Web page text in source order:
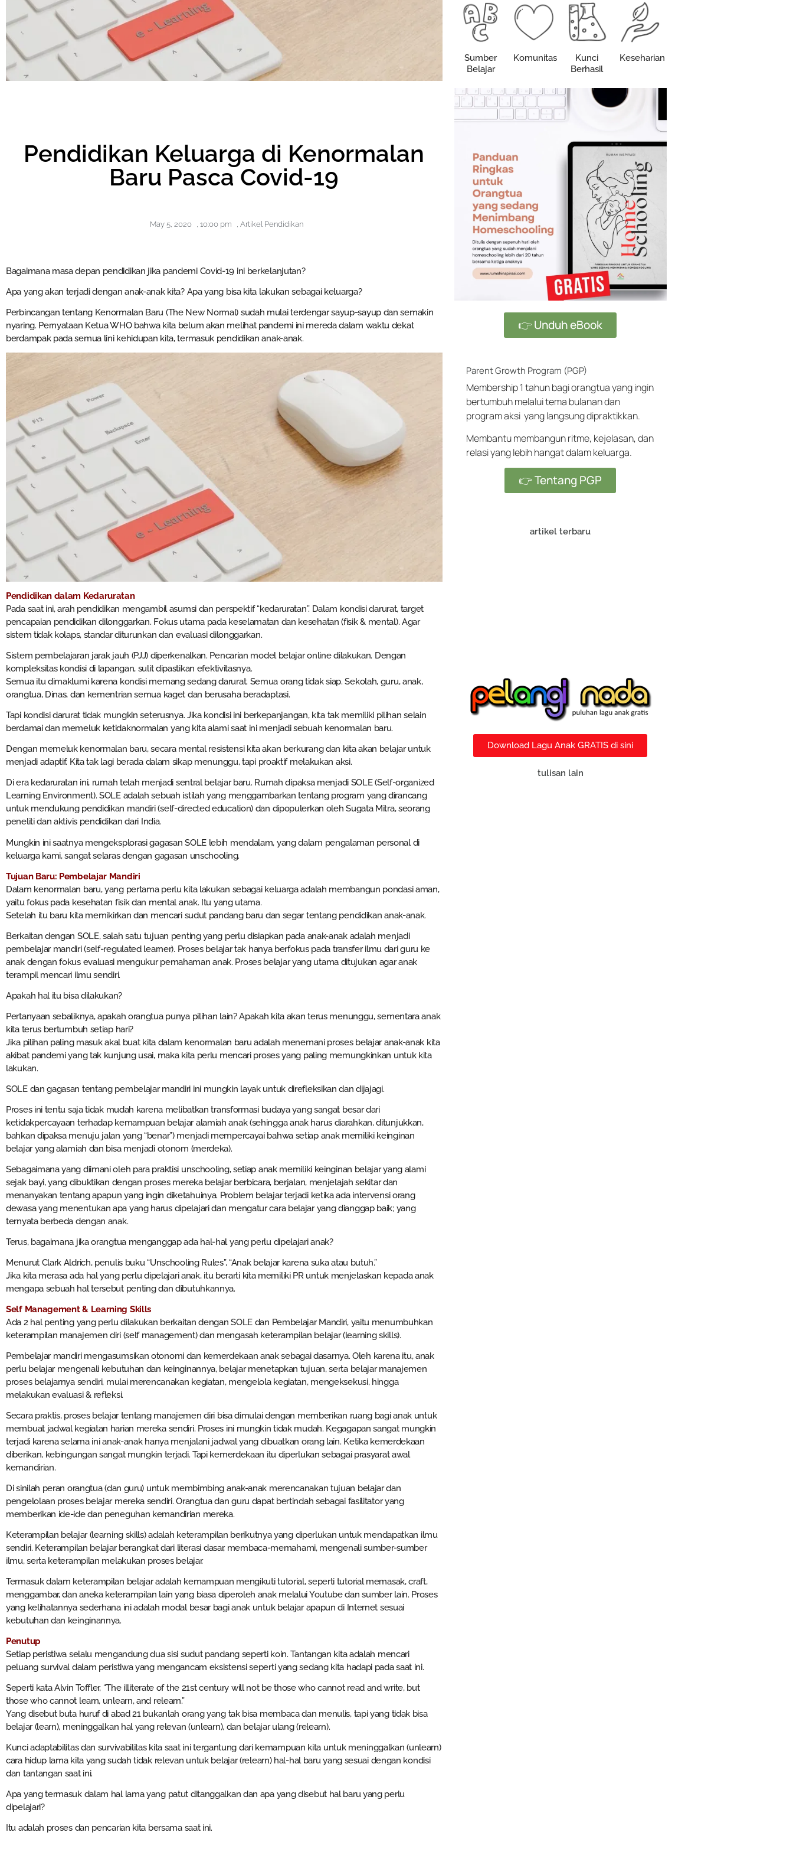
Pendidikan Keluarga di Kenormalan
Baru Pasca Covid-19
May 5, 2020 10:00 pm Artikel Pendidikan
Bagaimana masa depan pendidikan jika pandemi Covid-19 ini berkelanjutan?
Apa yang akan terjadi dengan anak-anak kita? Apa yang bisa kita lakukan sebagai keluarga?
Perbincangan tentang Kenormalan Baru (The New Normal) sudah mulai terdengar sayup-sayup dan semakin
nyaring. Pernyataan Ketua WHO bahwa kita belum akan melihat pandemi ini mereda dalam waktu dekat
berdampak pada semua lini kehidupan kita, termasuk pendidikan anak-anak.
Pendidikan dalam Kedaruratan
Pada saat ini, arah pendidikan mengambil asumsi dan perspektif “kedaruratan”. Dalam kondisi darurat, target
pencapaian pendidikan dilonggarkan. Fokus utama pada keselamatan dan kesehatan (fisik & mental). Agar
sistem tidak kolaps, standar diturunkan dan evaluasi dilonggarkan.
Sistem pembelajaran jarak jauh (PJJ) diperkenalkan. Pencarian model belajar online dilakukan. Dengan
kompleksitas kondisi di lapangan, sulit dipastikan efektivitasnya.
Semua itu dimaklumi karena kondisi memang sedang darurat. Semua orang tidak siap. Sekolah, guru, anak,
orangtua, Dinas, dan kementrian semua kaget dan berusaha beradaptasi.
Tapi kondisi darurat tidak mungkin seterusnya. Jika kondisi ini berkepanjangan, kita tak memiliki pilihan selain
berdamai dan memeluk ketidaknormalan yang kita alami saat ini menjadi sebuah kenormalan baru.
Dengan memeluk kenormalan baru, secara mental resistensi kita akan berkurang dan kita akan belajar untuk
menjadi adaptif. Kita tak lagi berada dalam sikap menunggu, tapi proaktif melakukan aksi.
Di era kedaruratan ini, rumah telah menjadi sentral belajar baru. Rumah dipaksa menjadi SOLE (Self-organized
Learning Environment). SOLE adalah sebuah istilah yang menggambarkan tentang program yang dirancang
untuk mendukung pendidikan mandiri (self-directed education) dan dipopulerkan oleh Sugata Mitra, seorang
peneliti dan aktivis pendidikan dari India.
Mungkin ini saatnya mengeksplorasi gagasan SOLE lebih mendalam, yang dalam pengalaman personal di
keluarga kami, sangat selaras dengan gagasan unschooling.
Tujuan Baru: Pembelajar Mandiri
Dalam kenormalan baru, yang pertama perlu kita lakukan sebagai keluarga adalah membangun pondasi aman,
yaitu fokus pada kesehatan fisik dan mental anak. Itu yang utama.
Setelah itu baru kita memikirkan dan mencari sudut pandang baru dan segar tentang pendidikan anak-anak.
Berkaitan dengan SOLE, salah satu tujuan penting yang perlu disiapkan pada anak-anak adalah menjadi
pembelajar mandiri (self-regulated learner). Proses belajar tak hanya berfokus pada transfer ilmu dari guru ke
anak dengan fokus evaluasi mengukur pemahaman anak. Proses belajar yang utama ditujukan agar anak
terampil mencari ilmu sendiri.
Apakah hal itu bisa dilakukan?
Pertanyaan sebaliknya, apakah orangtua punya pilihan lain? Apakah kita akan terus menunggu, sementara anak
kita terus bertumbuh setiap hari?
Jika pilihan paling masuk akal buat kita dalam kenormalan baru adalah menemani proses belajar anak-anak kita
akibat pandemi yang tak kunjung usai, maka kita perlu mencari proses yang paling memungkinkan untuk kita
lakukan.
SOLE dan gagasan tentang pembelajar mandiri ini mungkin layak untuk direfleksikan dan dijajagi.
Proses ini tentu saja tidak mudah karena melibatkan transformasi budaya yang sangat besar dari
ketidakpercayaan terhadap kemampuan belajar alamiah anak (sehingga anak harus diarahkan, ditunjukkan,
bahkan dipaksa menuju jalan yang “benar”) menjadi mempercayai bahwa setiap anak memiliki keinginan
belajar yang alamiah dan bisa menjadi otonom (merdeka).
Sebagaimana yang diimani oleh para praktisi unschooling, setiap anak memiliki keinginan belajar yang alami
sejak bayi, yang dibuktikan dengan proses mereka belajar berbicara, berjalan, menjelajah sekitar dan
menanyakan tentang apapun yang ingin diketahuinya. Problem belajar terjadi ketika ada intervensi orang
dewasa yang menentukan apa yang harus dipelajari dan mengatur cara belajar yang dianggap baik; yang
ternyata berbeda dengan anak.
Terus, bagaimana jika orangtua menganggap ada hal-hal yang perlu dipelajari anak?
Menurut Clark Aldrich, penulis buku “Unschooling Rules”, “Anak belajar karena suka atau butuh.”
Jika kita merasa ada hal yang perlu dipelajari anak, itu berarti kita memiliki PR untuk menjelaskan kepada anak
mengapa sebuah hal tersebut penting dan dibutuhkannya.
Self Management & Learning Skills
Ada 2 hal penting yang perlu dilakukan berkaitan dengan SOLE dan Pembelajar Mandiri, yaitu menumbuhkan
keterampilan manajemen diri (self management) dan mengasah keterampilan belajar (learning skills).
Pembelajar mandiri mengasumsikan otonomi dan kemerdekaan anak sebagai dasarnya. Oleh karena itu, anak
perlu belajar mengenali kebutuhan dan keinginannya, belajar menetapkan tujuan, serta belajar manajemen
proses belajarnya sendiri, mulai merencanakan kegiatan, mengelola kegiatan, mengeksekusi, hingga
melakukan evaluasi & refleksi.
Secara praktis, proses belajar tentang manajemen diri bisa dimulai dengan memberikan ruang bagi anak untuk
membuat jadwal kegiatan harian mereka sendiri. Proses ini mungkin tidak mudah. Kegagapan sangat mungkin
terjadi karena selama ini anak-anak hanya menjalani jadwal yang dibuatkan orang lain. Ketika kemerdekaan
diberikan, kebingungan sangat mungkin terjadi. Tapi kemerdekaan itu diperlukan sebagai prasyarat awal
kemandirian.
Di sinilah peran orangtua (dan guru) untuk membimbing anak-anak merencanakan tujuan belajar dan
pengelolaan proses belajar mereka sendiri. Orangtua dan guru dapat bertindah sebagai fasilitator yang
memberikan ide-ide dan peneguhan kemandirian mereka.
Keterampilan belajar (learning skills) adalah keterampilan berikutnya yang diperlukan untuk mendapatkan ilmu
sendiri. Keterampilan belajar berangkat dari literasi dasar, membaca-memahami, mengenali sumber-sumber
ilmu, serta keterampilan melakukan proses belajar.
Termasuk dalam keterampilan belajar adalah kemampuan mengikuti tutorial, seperti tutorial memasak, craft,
menggambar, dan aneka keterampilan lain yang biasa diperoleh anak melalui Youtube dan sumber lain. Proses
yang kelihatannya sederhana ini adalah modal besar bagi anak untuk belajar apapun di Internet sesuai
kebutuhan dan keinginannya.
Penutup
Setiap peristiwa selalu mengandung dua sisi sudut pandang seperti koin. Tantangan kita adalah mencari
peluang survival dalam peristiwa yang mengancam eksistensi seperti yang sedang kita hadapi pada saat ini.
Seperti kata Alvin Toffler, “The illiterate of the 21st century will not be those who cannot read and write, but
those who cannot learn, unlearn, and relearn.”
Yang disebut buta huruf di abad 21 bukanlah orang yang tak bisa membaca dan menulis, tapi yang tidak bisa
belajar (learn), meninggalkan hal yang relevan (unlearn), dan belajar ulang (relearn).
Kunci adaptabilitas dan survivabilitas kita saat ini tergantung dari kemampuan kita untuk meninggalkan (unlearn)
cara hidup lama kita yang sudah tidak relevan untuk belajar (relearn) hal-hal baru yang sesuai dengan kondisi
dan tantangan saat ini.
Apa yang termasuk dalam hal lama yang patut ditanggalkan dan apa yang disebut hal baru yang perlu
dipelajari?
Itu adalah proses dan pencarian kita bersama saat ini.
Sumber
Belajar
Komunitas
Kunci
Berhasil
Keseharian
👉 Unduh eBook
Parent Growth Program (PGP)
Membership 1 tahun bagi orangtua yang ingin
bertumbuh melalui tema bulanan dan
program aksi yang langsung dipraktikkan.
Membantu membangun ritme, kejelasan, dan
relasi yang lebih hangat dalam keluarga.
👉 Tentang PGP
artikel terbaru
Download Lagu Anak GRATIS di sini
tulisan lain